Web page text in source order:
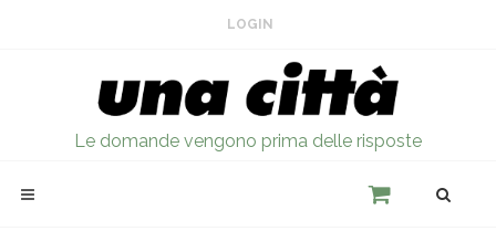
LOGIN
Le domande vengono prima delle risposte